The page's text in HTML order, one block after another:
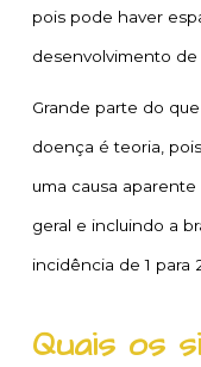
pois pode haver
desenvolvimento de
Grande parte do
doença é teoria,
uma causa
geral e incluindo a
incidência de 1 para
Quais os